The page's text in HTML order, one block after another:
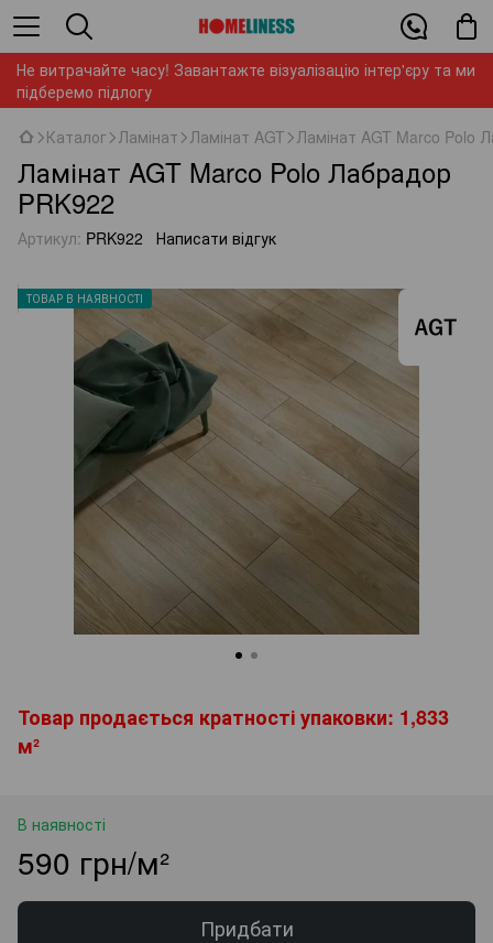
Не витрачайте часу! Завантажте візуалізацію інтер'єру та ми
підберемо підлогу
Каталог Ламінат Ламінат AGT Ламінат AGT Marco Polo
Ламінат AGT Marco Polo Лабрадор
PRK922
Артикул: PRK922 Написати відгук
ТОВАР В НАЯВНОСТІ
Товар продається кратності упаковки: 1,833
м²
В наявності
590 грн/м²
Придбати